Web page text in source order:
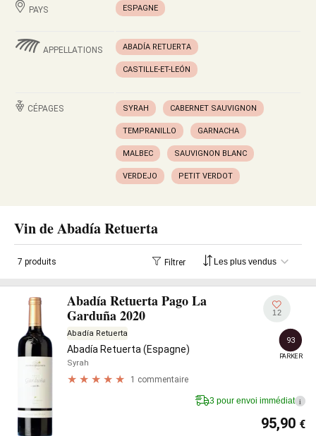
PAYS ESPAGNE
APPELLATIONS ABADÍA RETUERTA
CASTILLE-ET-LEÓN
CÉPAGES SYRAH CABERNET SAUVIGNON
TEMPRANILLO GARNACHA
MALBEC SAUVIGNON BLANC
VERDEJO PETIT VERDOT
Vin de Abadía Retuerta
7 produits Filtrer
Abadía Retuerta Pago La
Garduña 2020
Abadía Retuerta
Abadía Retuerta (Espagne)
Syrah
1 commentaire
12
93
PARKER
3 pour envoi immédiat i
95,90 €